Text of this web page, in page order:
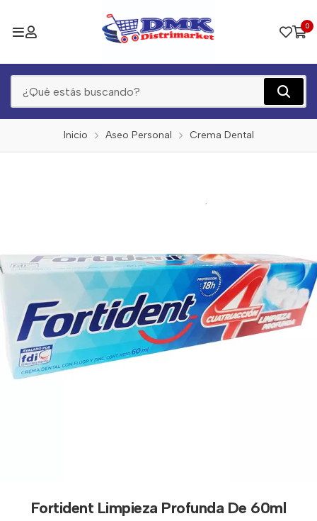
0
Inicio Aseo Personal Crema Dental
Fortident Limpieza Profunda De 60ml